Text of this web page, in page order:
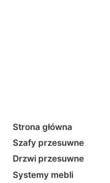
Strona główna
Szafy przesuwne
Drzwi przesuwne
Systemy mebli